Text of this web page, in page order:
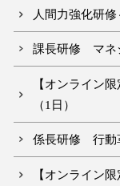
人間力強化研
課長研修 マネ
【オンライン
（1日）
係長研修 行動
【オンライン